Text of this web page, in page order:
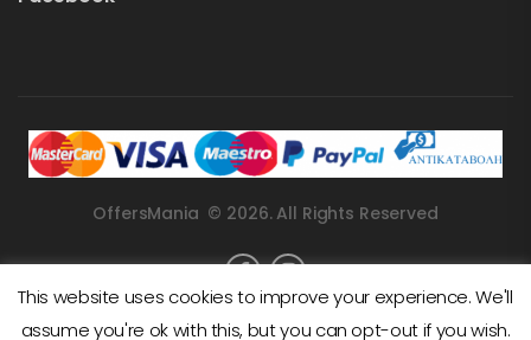
OffersMania © 2026. All Rights Reserved
This website uses cookies to improve your experience. We'll
assume you're ok with this, but you can opt-out if you wish.